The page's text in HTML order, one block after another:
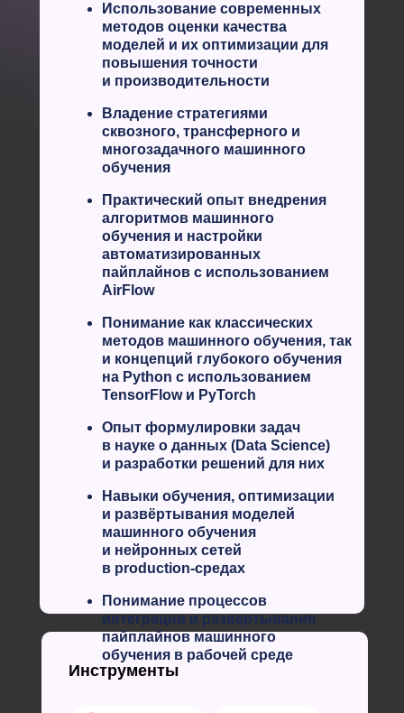
Инструменты
Использование современных
методов оценки качества
моделей и их оптимизации для
повышения точности
и производительности
Владение стратегиями
сквозного, трансферного и
многозадачного машинного
обучения
Практический опыт внедрения
алгоритмов машинного
обучения и настройки
автоматизированных
пайплайнов с использованием
AirFlow
Понимание как классических
методов машинного обучения, так
и концепций глубокого обучения
на Python с использованием
TensorFlow и PyTorch
Опыт формулировки задач
в науке о данных (Data Science)
и разработки решений для них
Навыки обучения, оптимизации
и развёртывания моделей
машинного обучения
и нейронных сетей
в production-средах
Понимание процессов
интеграции и развертывания
пайплайнов машинного
обучения в рабочей среде